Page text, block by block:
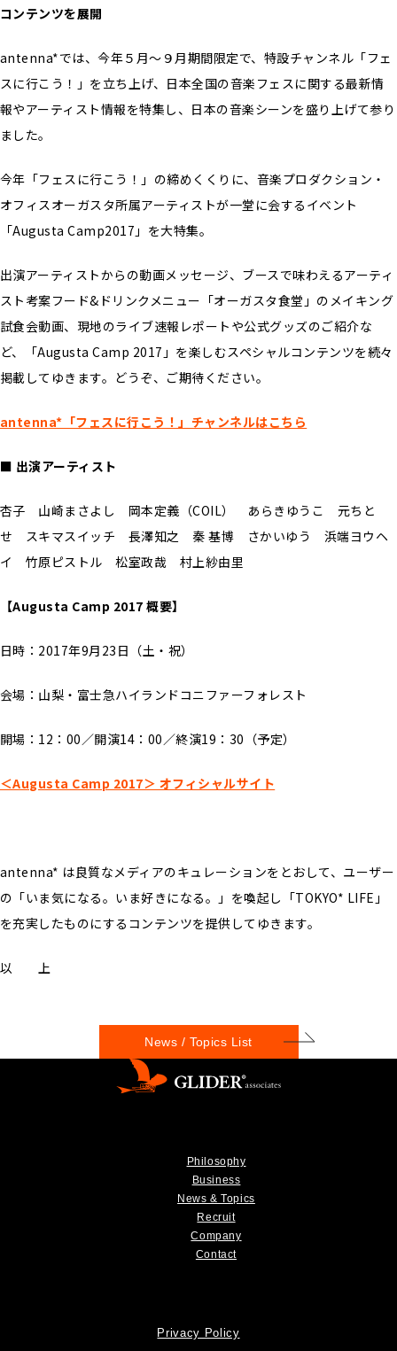
コンテンツを展開
antenna*では、今年５月〜９月期間限定で、特設チャンネル「フェ
スに行こう！」を立ち上げ、日本全国の音楽フェスに関する最新情
報やアーティスト情報を特集し、日本の音楽シーンを盛り上げて参り
ました。
今年「フェスに行こう！」の締めくくりに、音楽プロダクション・
オフィスオーガスタ所属アーティストが一堂に会するイベント
「Augusta Camp2017」を大特集。
出演アーティストからの動画メッセージ、ブースで味わえるアーティ
スト考案フード&ドリンクメニュー「オーガスタ食堂」のメイキング
試食会動画、現地のライブ速報レポートや公式グッズのご紹介な
ど、「Augusta Camp 2017」を楽しむスペシャルコンテンツを続々
掲載してゆきます。どうぞ、ご期待ください。
antenna*「フェスに行こう！」チャンネルはこちら
■ 出演アーティスト
杏子 山崎まさよし 岡本定義（COIL） あらきゆうこ 元ちと
せ スキマスイッチ 長澤知之 秦 基博 さかいゆう 浜端ヨウヘ
イ 竹原ピストル 松室政哉 村上紗由里
【Augusta Camp 2017 概要】
日時：2017年9月23日（土・祝）
会場：山梨・富士急ハイランドコニファーフォレスト
開場：12：00／開演14：00／終演19：30（予定）
＜Augusta Camp 2017＞ オフィシャルサイト
antenna* は良質なメディアのキュレーションをとおして、ユーザー
の「いま気になる。いま好きになる。」を喚起し「TOKYO* LIFE」
を充実したものにするコンテンツを提供してゆきます。
以 上
News / Topics List
Philosophy
Business
News & Topics
Recruit
Company
Contact
Privacy Policy